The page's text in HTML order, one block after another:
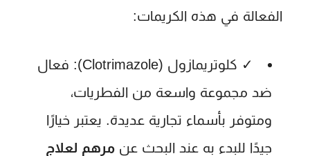
الفعالة في هذه الكريمات:
✓ كلوتريمازول (Clotrimazole):
فعال
ضد مجموعة واسعة من الفطريات،
ومتوفر بأسماء تجارية عديدة. يعتبر خيارًا
جيدًا للبدء به عند البحث عن مرهم لعلاج